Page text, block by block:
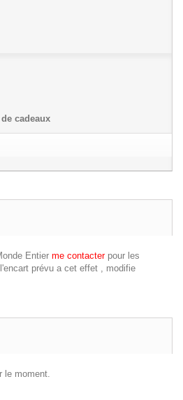
cadeaux
Entier me contacter pour les
prévu a cet effet , modifie
le moment.